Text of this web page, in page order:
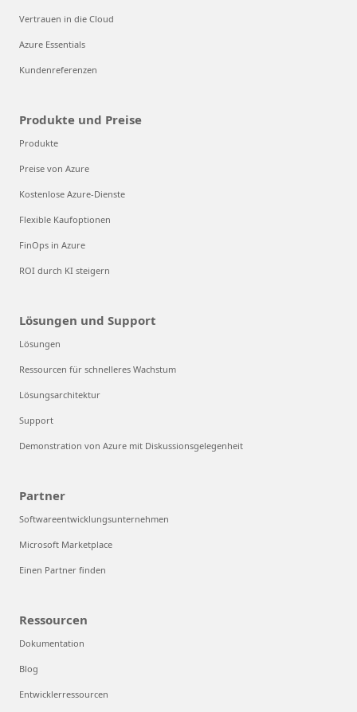
Vertrauen in die Cloud
Azure Essentials
Kundenreferenzen
Produkte und Preise
Produkte
Preise von Azure
Kostenlose Azure-Dienste
Flexible Kaufoptionen
FinOps in Azure
ROI durch KI steigern
Lösungen und Support
Lösungen
Ressourcen für schnelleres Wachstum
Lösungsarchitektur
Support
Demonstration von Azure mit Diskussionsgelegenheit
Partner
Softwareentwicklungsunternehmen
Microsoft Marketplace
Einen Partner finden
Ressourcen
Dokumentation
Blog
Entwicklerressourcen